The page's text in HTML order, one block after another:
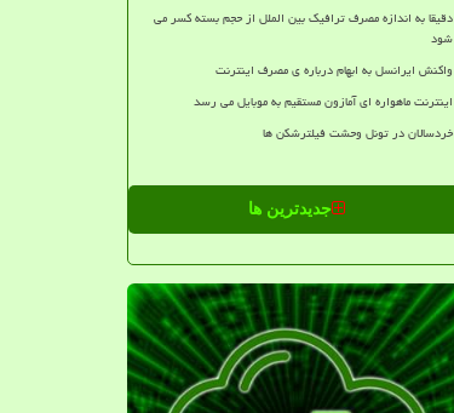
دقیقا به اندازه مصرف ترافیک بین الملل از حجم بسته کسر می
شود
واکنش ایرانسل به ابهام درباره ی مصرف اینترنت
اینترنت ماهواره ای آمازون مستقیم به موبایل می رسد
خردسالان در تونل وحشت فیلترشکن ها
جدیدترین ها